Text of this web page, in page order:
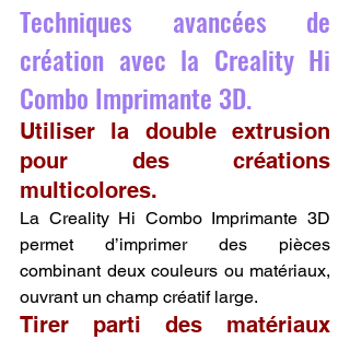
Techniques avancées de
création avec la Creality Hi
Combo Imprimante 3D.
Utiliser la double extrusion
pour des créations
multicolores.
La Creality Hi Combo Imprimante 3D
permet d’imprimer des pièces
combinant deux couleurs ou matériaux,
ouvrant un champ créatif large.
Tirer parti des matériaux